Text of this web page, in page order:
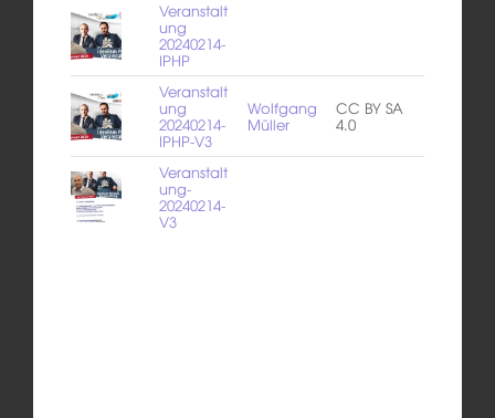
Veranstalt
ung
20240214-
IPHP
Veranstalt
ung
20240214-
IPHP-V3
Wolfgang
Müller
CC BY SA
4.0
Veranstalt
ung-
20240214-
V3